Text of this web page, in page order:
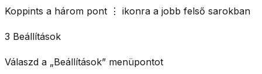
Koppints a három pont ⋮ ikonra a jobb felső sarokban
3 Beállítások
Válaszd a „Beállítások” menüpontot